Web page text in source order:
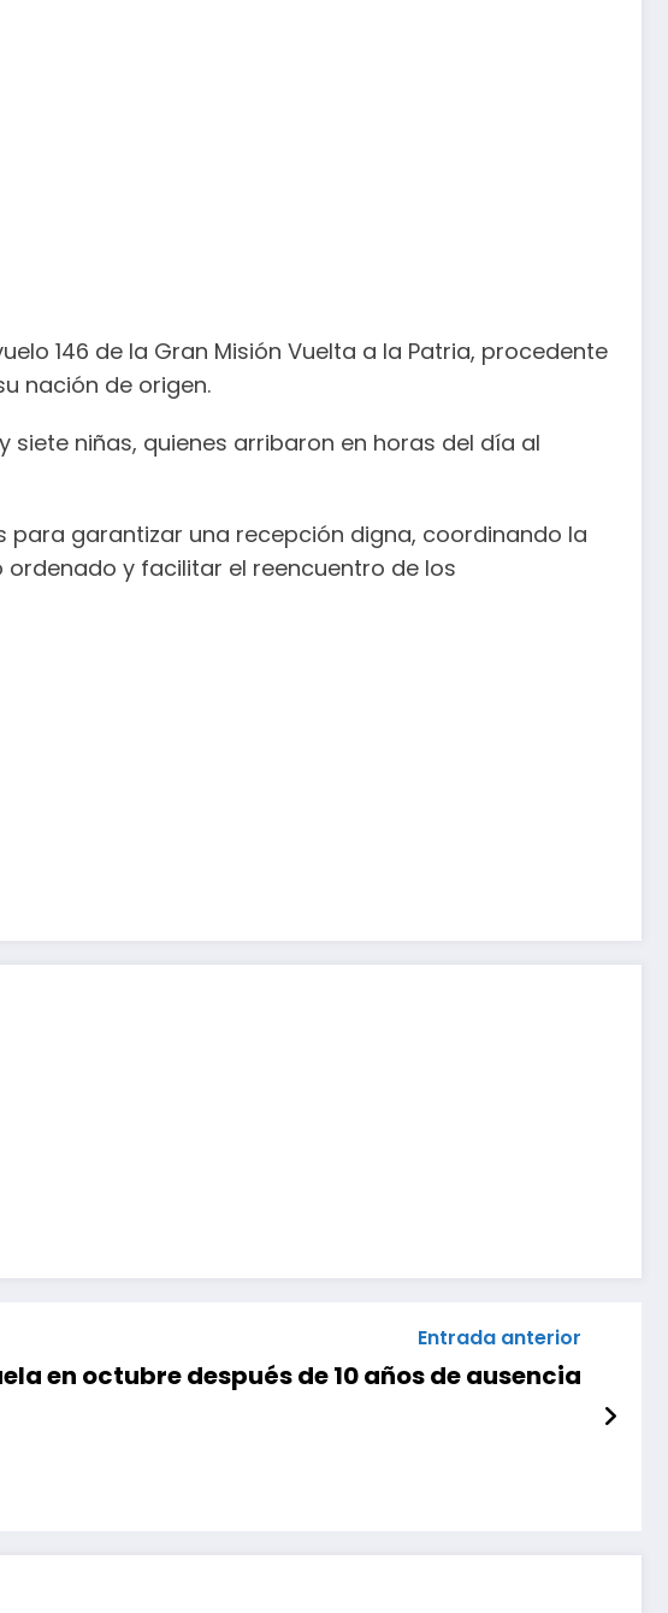
146 de la Gran Misión Vuelta a la Patria, procedente
nación de origen.
niñas, quienes arribaron en horas del día al
garantizar una recepción digna, coordinando la
y facilitar el reencuentro de los
Entrada anterior
en octubre después de 10 años de ausencia